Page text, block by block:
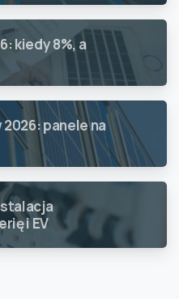
kiedy 8%, a
panele na
i EV